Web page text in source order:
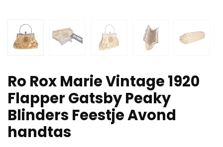
Ro Rox Marie Vintage 1920
Flapper Gatsby Peaky
Blinders Feestje Avond
handtas